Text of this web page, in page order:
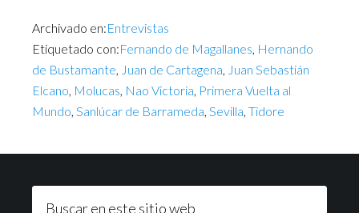
Archivado en:Entrevistas
Etiquetado con:Fernando de Magallanes, Hernando
de Bustamante, Juan de Cartagena, Juan Sebastián
Elcano, Molucas, Nao Victoria, Primera Vuelta al
Mundo, Sanlúcar de Barrameda, Sevilla, Tidore